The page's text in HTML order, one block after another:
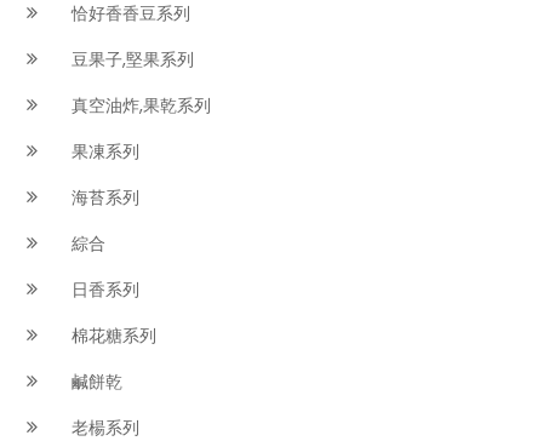
恰好香香豆系列
豆果子,堅果系列
真空油炸,果乾系列
果凍系列
海苔系列
綜合
日香系列
棉花糖系列
鹹餅乾
老楊系列